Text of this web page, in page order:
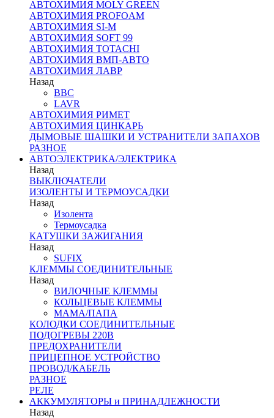
АВТОХИМИЯ MOLY GREEN
АВТОХИМИЯ PROFOAM
АВТОХИМИЯ SI-M
АВТОХИМИЯ SOFT 99
АВТОХИМИЯ TOTACHI
АВТОХИМИЯ ВМП-АВТО
АВТОХИМИЯ ЛАВР
Назад
BBC
LAVR
АВТОХИМИЯ РИМЕТ
АВТОХИМИЯ ЦИНКАРЬ
ДЫМОВЫЕ ШАШКИ И УСТРАНИТЕЛИ ЗАПАХОВ
РАЗНОЕ
АВТОЭЛЕКТРИКА/ЭЛЕКТРИКА
Назад
ВЫКЛЮЧАТЕЛИ
ИЗОЛЕНТЫ И ТЕРМОУСАДКИ
Назад
Изолента
Термоусадка
КАТУШКИ ЗАЖИГАНИЯ
Назад
SUFIX
КЛЕММЫ СОЕДИНИТЕЛЬНЫЕ
Назад
ВИЛОЧНЫЕ КЛЕММЫ
КОЛЬЦЕВЫЕ КЛЕММЫ
МАМА/ПАПА
КОЛОДКИ СОЕДИНИТЕЛЬНЫЕ
ПОДОГРЕВЫ 220В
ПРЕДОХРАНИТЕЛИ
ПРИЦЕПНОЕ УСТРОЙСТВО
ПРОВОД/КАБЕЛЬ
РАЗНОЕ
РЕЛЕ
АККУМУЛЯТОРЫ и ПРИНАДЛЕЖНОСТИ
Назад